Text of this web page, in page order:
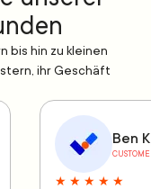
bis hin zu kleinen
ihr Geschäft
Ben
★ ★ ★ ★ ★